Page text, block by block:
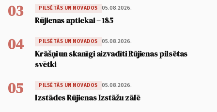
03 PILSĒTĀS UN NOVADOS 05.08.2026.
Rūjienas aptiekai – 185
04 PILSĒTĀS UN NOVADOS 05.08.2026.
Krāšņi un skanīgi aizvadīti Rūjienas pilsētas
svētki
05 PILSĒTĀS UN NOVADOS 05.08.2026.
Izstādes Rūjienas Izstāžu zālē